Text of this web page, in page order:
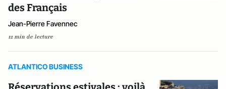
des Français
Jean-Pierre Favennec
12 min de lecture
ATLANTICO BUSINESS